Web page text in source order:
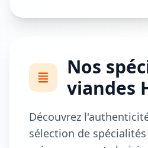
Nos
viandes
Découvrez
sélection de